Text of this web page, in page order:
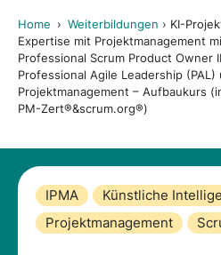
Home › Weiterbildungen › KI-
Expertise mit Projektmanagement
Professional Scrum Product Owner
Professional Agile Leadership
Projektmanagement – Aufbaukurs
PM-Zert®&scrum.org®)
IPMA
Künstliche
Projektmanagement